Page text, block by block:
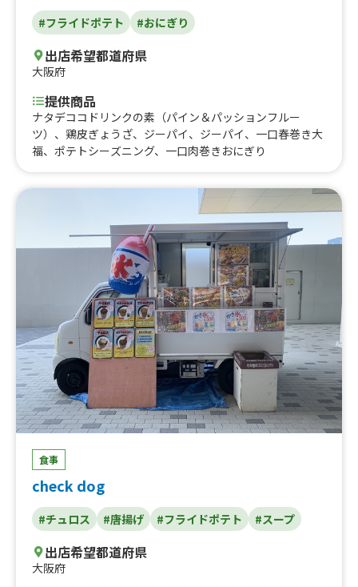
#フライドポテト #おにぎり
出店希望都道府県
大阪府
提供商品
ナタデココドリンクの素（パイン＆パッションフルー
ツ）、鶏皮ぎょうざ、ジーパイ、ジーパイ、一口春巻き大
福、ポテトシーズニング、一口肉巻きおにぎり
食事
check dog
#チュロス #唐揚げ #フライドポテト #スープ
出店希望都道府県
大阪府